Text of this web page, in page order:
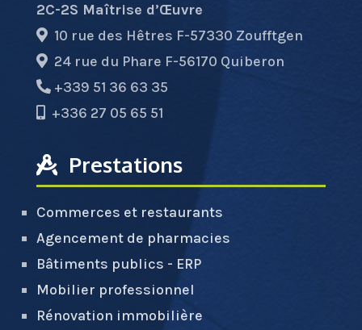
2C-2S Maîtrise d’Œuvre
10 rue des Hêtres F-57330 Zoufftgen
24 rue du Phare F-56170 Quiberon
+339 51 36 63 35
+336 27 05 65 51
Prestations
Commerces et restaurants
Agencement de pharmacies
Bâtiments publics - ERP
Mobilier professionnel
Rénovation immobilière